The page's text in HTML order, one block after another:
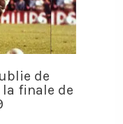
de
finale de